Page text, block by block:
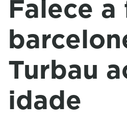
Falece
Turbau
idade